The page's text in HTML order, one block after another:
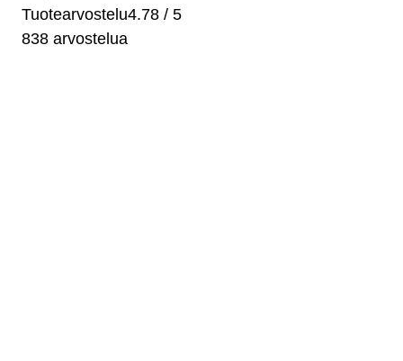
Tuotearvostelu4.78 / 5
838 arvostelua